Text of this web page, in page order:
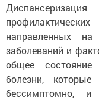
направленных на
заболеваний и
общее состояние
болезни,
бессимптомно,